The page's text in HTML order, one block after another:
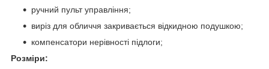
ручний пульт управління;
виріз для обличчя закривається відкидною подушкою;
компенсатори нерівності підлоги;
Розміри: